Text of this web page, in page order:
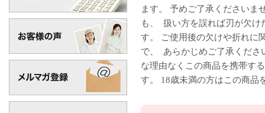
ます。 予めご了承くださいま
も、 扱い方を誤れば刃が欠け
す。 ご使用後の欠けや折れに
で、 あらかじめご了承くださ
な理由なくこの商品を携帯す
す。 18歳未満の方はこの商品